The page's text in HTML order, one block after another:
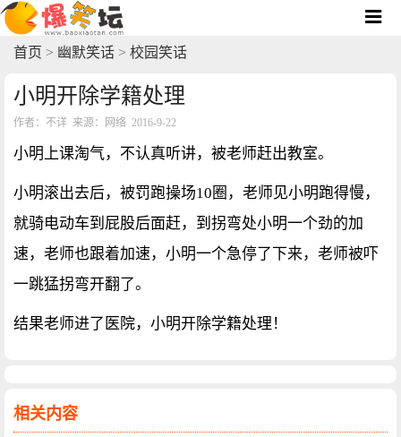
首页 > 幽默笑话 > 校园笑话
小明开除学籍处理
作者：不详 来源：网络 2016-9-22
小明上课淘气，不认真听讲，被老师赶出教室。
小明滚出去后，被罚跑操场10圈，老师见小明跑得慢，
就骑电动车到屁股后面赶，到拐弯处小明一个劲的加
速，老师也跟着加速，小明一个急停了下来，老师被吓
一跳猛拐弯开翻了。
结果老师进了医院，小明开除学籍处理！
相关内容